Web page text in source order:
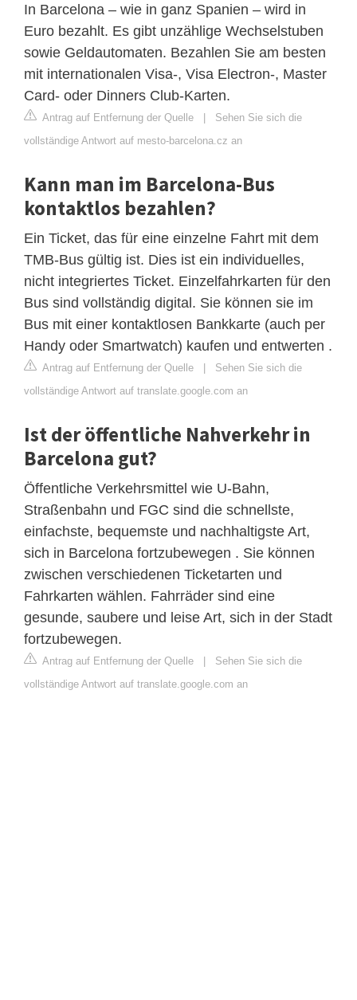
In Barcelona – wie in ganz Spanien – wird in
Euro bezahlt. Es gibt unzählige Wechselstuben
sowie Geldautomaten. Bezahlen Sie am besten
mit internationalen Visa-, Visa Electron-, Master
Card- oder Dinners Club-Karten.
Antrag auf Entfernung der Quelle | Sehen Sie sich die
vollständige Antwort auf mesto-barcelona.cz an
Kann man im Barcelona-Bus
kontaktlos bezahlen?
Ein Ticket, das für eine einzelne Fahrt mit dem
TMB-Bus gültig ist. Dies ist ein individuelles,
nicht integriertes Ticket. Einzelfahrkarten für den
Bus sind vollständig digital. Sie können sie im
Bus mit einer kontaktlosen Bankkarte (auch per
Handy oder Smartwatch) kaufen und entwerten .
Antrag auf Entfernung der Quelle | Sehen Sie sich die
vollständige Antwort auf translate.google.com an
Ist der öffentliche Nahverkehr in
Barcelona gut?
Öffentliche Verkehrsmittel wie U-Bahn,
Straßenbahn und FGC sind die schnellste,
einfachste, bequemste und nachhaltigste Art,
sich in Barcelona fortzubewegen . Sie können
zwischen verschiedenen Ticketarten und
Fahrkarten wählen. Fahrräder sind eine
gesunde, saubere und leise Art, sich in der Stadt
fortzubewegen.
Antrag auf Entfernung der Quelle | Sehen Sie sich die
vollständige Antwort auf translate.google.com an